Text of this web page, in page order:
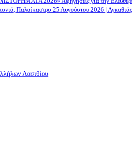
Παλαίκαστρο 25 Αυγούστου 2026 |
Λασιθίου